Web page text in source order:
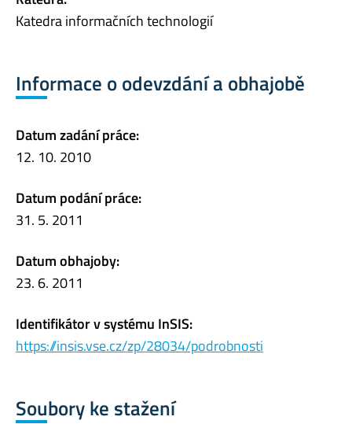
Katedra informačních technologií
Informace o odevzdání a obhajobě
Datum zadání práce:
12. 10. 2010
Datum podání práce:
31. 5. 2011
Datum obhajoby:
23. 6. 2011
Identifikátor v systému InSIS:
https://insis.vse.cz/zp/28034/podrobnosti
Soubory ke stažení